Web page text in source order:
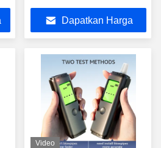
Lowing Pengingat
Dapatkan Harga
Video